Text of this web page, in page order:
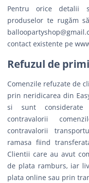
Pentru orice detalii
produselor te rugăm
contact existente pe
Refuzul de
Comenzile refuzate de
prin neridicarea din
si sunt considerate
contravalorii
contravalorii
ramasa fiind
Clientii care au avut
de plata ramburs, iar
plata online sau prin